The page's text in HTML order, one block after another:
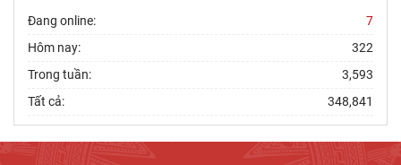
Đang online:
7
Hôm nay:
322
Trong tuần:
3,593
Tất cả:
348,841